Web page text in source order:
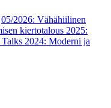
05/2026: Vähähiilinen
kiertotalous 2025:
2024: Moderni ja